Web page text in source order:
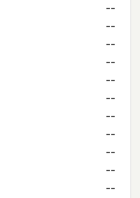
--
--
--
--
--
--
--
--
--
--
--